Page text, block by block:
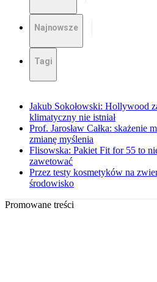
Najnowsze
Tagi
Jakub Sokołowski: Hollywood
klimatyczny nie istniał
Prof. Jarosław Całka: skażenie
zmianę myślenia
Flisowska: Pakiet Fit for 55 to
zawetować
Przez testy kosmetyków na
środowisko
Promowane treści